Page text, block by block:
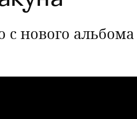
нового альбома